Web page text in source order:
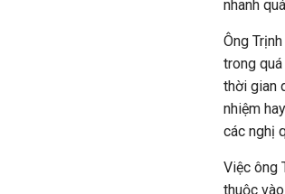
nhanh
Ông
trong
thời gian
nhiệm
các nghị
Việc ông
thuộc